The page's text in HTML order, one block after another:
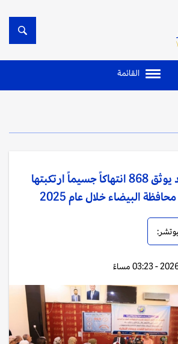
القائمة
اليمن: مركز رصد يوثق 868 انتهاكاً جسيماً ارتكبتها
البيضاء خلال عام 2025